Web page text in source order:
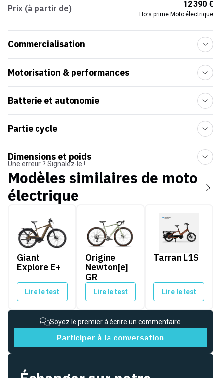
Prix (à partir de) 12 390 €
Hors prime Moto électrique
Commercialisation
Motorisation & performances
Batterie et autonomie
Partie cycle
Dimensions et poids
Une erreur ? Signalez-le !
Modèles similaires de moto
électrique
Giant Explore E+
Giant
Explore E+
Lire le test
Origine Newton[e] GR
Origine
Newton[e]
GR
Lire le test
Tarran L1S
Tarran L1S
Lire le test
Soyez le premier à écrire un commentaire
Participer à la conversation